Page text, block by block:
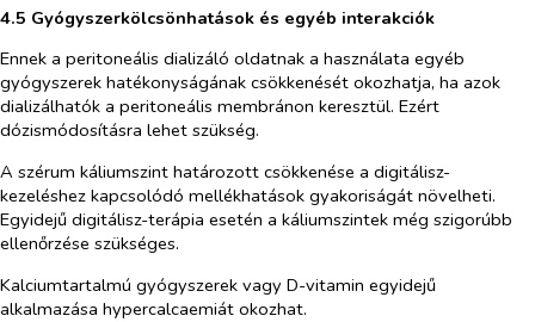
4.5 Gyógyszerkölcsönhatások és egyéb interakciók
Ennek a peritoneális dializáló oldatnak a használata egyéb
gyógyszerek hatékonyságának csökkenését okozhatja, ha azok
dializálhatók a peritoneális membránon keresztül. Ezért
dózismódosításra lehet szükség.
A szérum káliumszint határozott csökkenése a digitálisz-
kezeléshez kapcsolódó mellékhatások gyakoriságát növelheti.
Egyidejű digitálisz-terápia esetén a káliumszintek még szigorúbb
ellenőrzése szükséges.
Kalciumtartalmú gyógyszerek vagy D-vitamin egyidejű
alkalmazása hypercalcaemiát okozhat.